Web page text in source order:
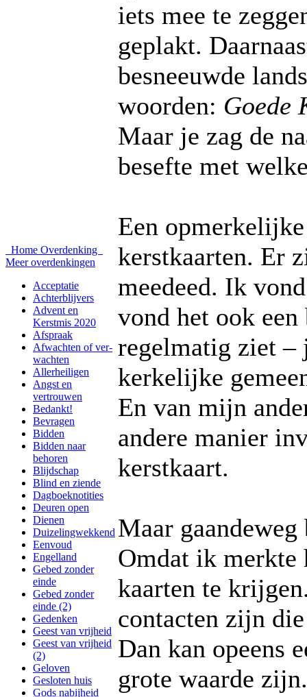
Home Overdenking
Meer overdenkingen
Acceptatie
Achterblijvers
Advent en
Kerstmis 2020
Afspraak
Afwachten of ver-
wachten
Allerheiligen
Angst en
vertrouwen
Bedankt!
Bevragen
Bidden
Bidden naar
behoren
Blijdschap
Blind en ziende
Dagboeknotities
Deuren open
Dienen
Duizelingwekkend
Eenvoud
Engelland
Gebed zonder
einde
Gebed zonder
einde (2)
Gedenken
Geest van vrijheid
Geest van vrijheid
(2)
Geloven
Gesloten huis
Gods nabijheid
iets mee te
geplakt.
besneeuwde
woorden: Goede
Maar je zag de
besefte met
Een
kerstkaarten. Er
meedeed. Ik
vond het ook
regelmatig ziet –
kerkelijke
En van mijn
andere manier
kerstkaart.
Maar
Omdat ik
kaarten te
contacten zijn
Dan kan opeens
grote waarde zijn.